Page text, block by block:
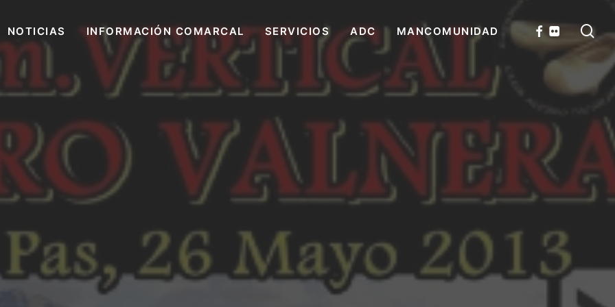
NOTICIAS INFORMACIÓN COMARCAL SERVICIOS ADC MANCOMUNIDAD FACEBOOK
FLICKR